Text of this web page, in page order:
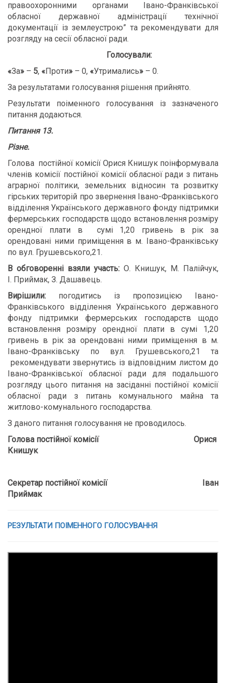
правоохоронними органами Івано-Франківської
обласної державної адміністрації технічної
документації із землеустрою” та рекомендувати для
розгляду на сесії обласної ради.
Голосували:
«За» – 5, «Проти» – 0, «Утримались» – 0.
За результатами голосування рішення прийнято.
Результати поіменного голосування із зазначеного
питання додаються.
Питання 13.
Різне.
Голова постійної комісії Орися Книшук поінформувала
членів комісії постійної комісії обласної ради з питань
аграрної політики, земельних відносин та розвитку
гірських територій про звернення Івано-Франківського
відділення Українського державного фонду підтримки
фермерських господарств щодо встановлення розміру
орендної плати в сумі 1,20 гривень в рік за
орендовані ними приміщення в м. Івано-Франківську
по вул. Грушевського,21.
В обговоренні взяли участь: О. Книшук, М. Палійчук,
І. Приймак, З. Дашавець.
Вирішили: погодитись із пропозицією Івано-
Франківського відділення Українського державного
фонду підтримки фермерських господарств щодо
встановлення розміру орендної плати в сумі 1,20
гривень в рік за орендовані ними приміщення в м.
Івано-Франківську по вул. Грушевського,21 та
рекомендувати звернутись із відповідним листом до
Івано-Франківської обласної ради для подальшого
розгляду цього питання на засіданні постійної комісії
обласної ради з питань комунального майна та
житлово-комунального господарства.
З даного питання голосування не проводилось.
Голова постійної комісії Орися
Книшук
Секретар постійної комісії Іван
Приймак
РЕЗУЛЬТАТИ ПОІМЕННОГО ГОЛОСУВАННЯ